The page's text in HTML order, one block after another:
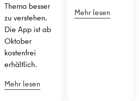
Thema besser
zu verstehen.
Die App ist ab
Oktober
kostenfrei
erhältlich.
Mehr lesen
Mehr lesen